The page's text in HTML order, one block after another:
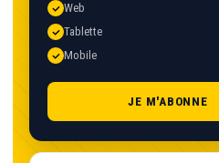
Web
Tablette
Mobile
JE M'ABONNE